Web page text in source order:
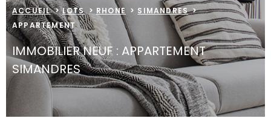
LOCATIONS
ESTIMATION
GESTION
SYNDIC
ACCUEIL LOTS RHONE
SIMANDRES
APPARTEMENT
IMMOBILIER NEUF : APPARTEMENT
SIMANDRES